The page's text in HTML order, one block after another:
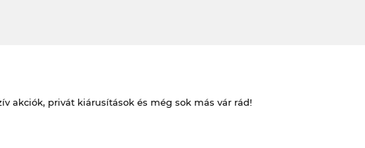
akciók, privát kiárusítások és még sok más vár rád!